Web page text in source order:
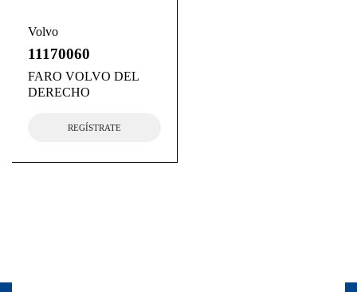
Volvo
11170060
FARO VOLVO DEL
DERECHO
REGÍSTRATE